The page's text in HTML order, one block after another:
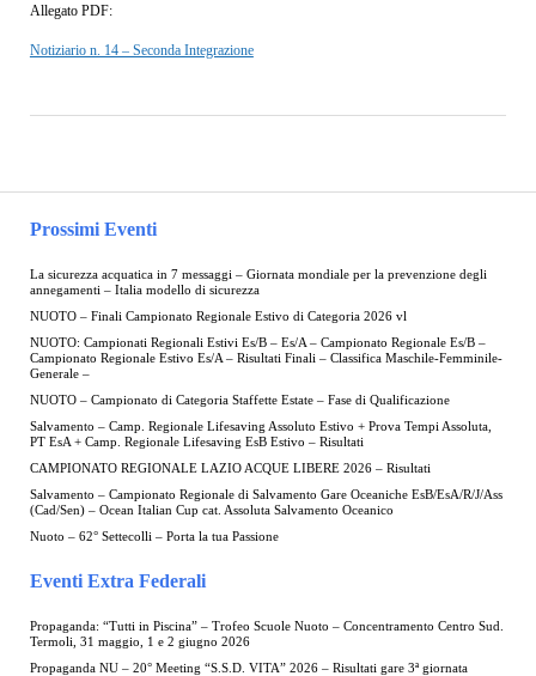
Prossimi Eventi
La sicurezza acquatica in 7 messaggi – Giornata mondiale per la prevenzione degli
annegamenti – Italia modello di sicurezza
NUOTO – Finali Campionato Regionale Estivo di Categoria 2026 vl
NUOTO: Campionati Regionali Estivi Es/B – Es/A – Campionato Regionale Es/B –
Campionato Regionale Estivo Es/A – Risultati Finali – Classifica Maschile-Femminile-
Generale –
NUOTO – Campionato di Categoria Staffette Estate – Fase di Qualificazione
Salvamento – Camp. Regionale Lifesaving Assoluto Estivo + Prova Tempi Assoluta,
PT EsA + Camp. Regionale Lifesaving EsB Estivo – Risultati
CAMPIONATO REGIONALE LAZIO ACQUE LIBERE 2026 – Risultati
Salvamento – Campionato Regionale di Salvamento Gare Oceaniche EsB/EsA/R/J/Ass
(Cad/Sen) – Ocean Italian Cup cat. Assoluta Salvamento Oceanico
Nuoto – 62° Settecolli – Porta la tua Passione
Eventi Extra Federali
Propaganda: “Tutti in Piscina” – Trofeo Scuole Nuoto – Concentramento Centro Sud.
Termoli, 31 maggio, 1 e 2 giugno 2026
Propaganda NU – 20° Meeting “S.S.D. VITA” 2026 – Risultati gare 3ª giornata
Allegato PDF:
Notiziario n. 14 – Seconda Integrazione